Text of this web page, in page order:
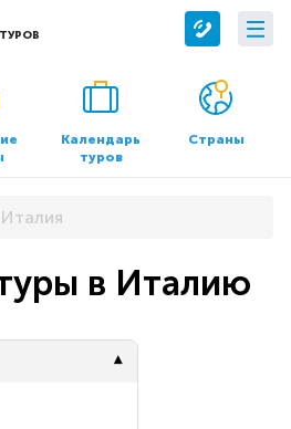
О компании
О нас
Контакты
Документы и реквизиты
Календарь
туров
Страны
Италия
в Италию